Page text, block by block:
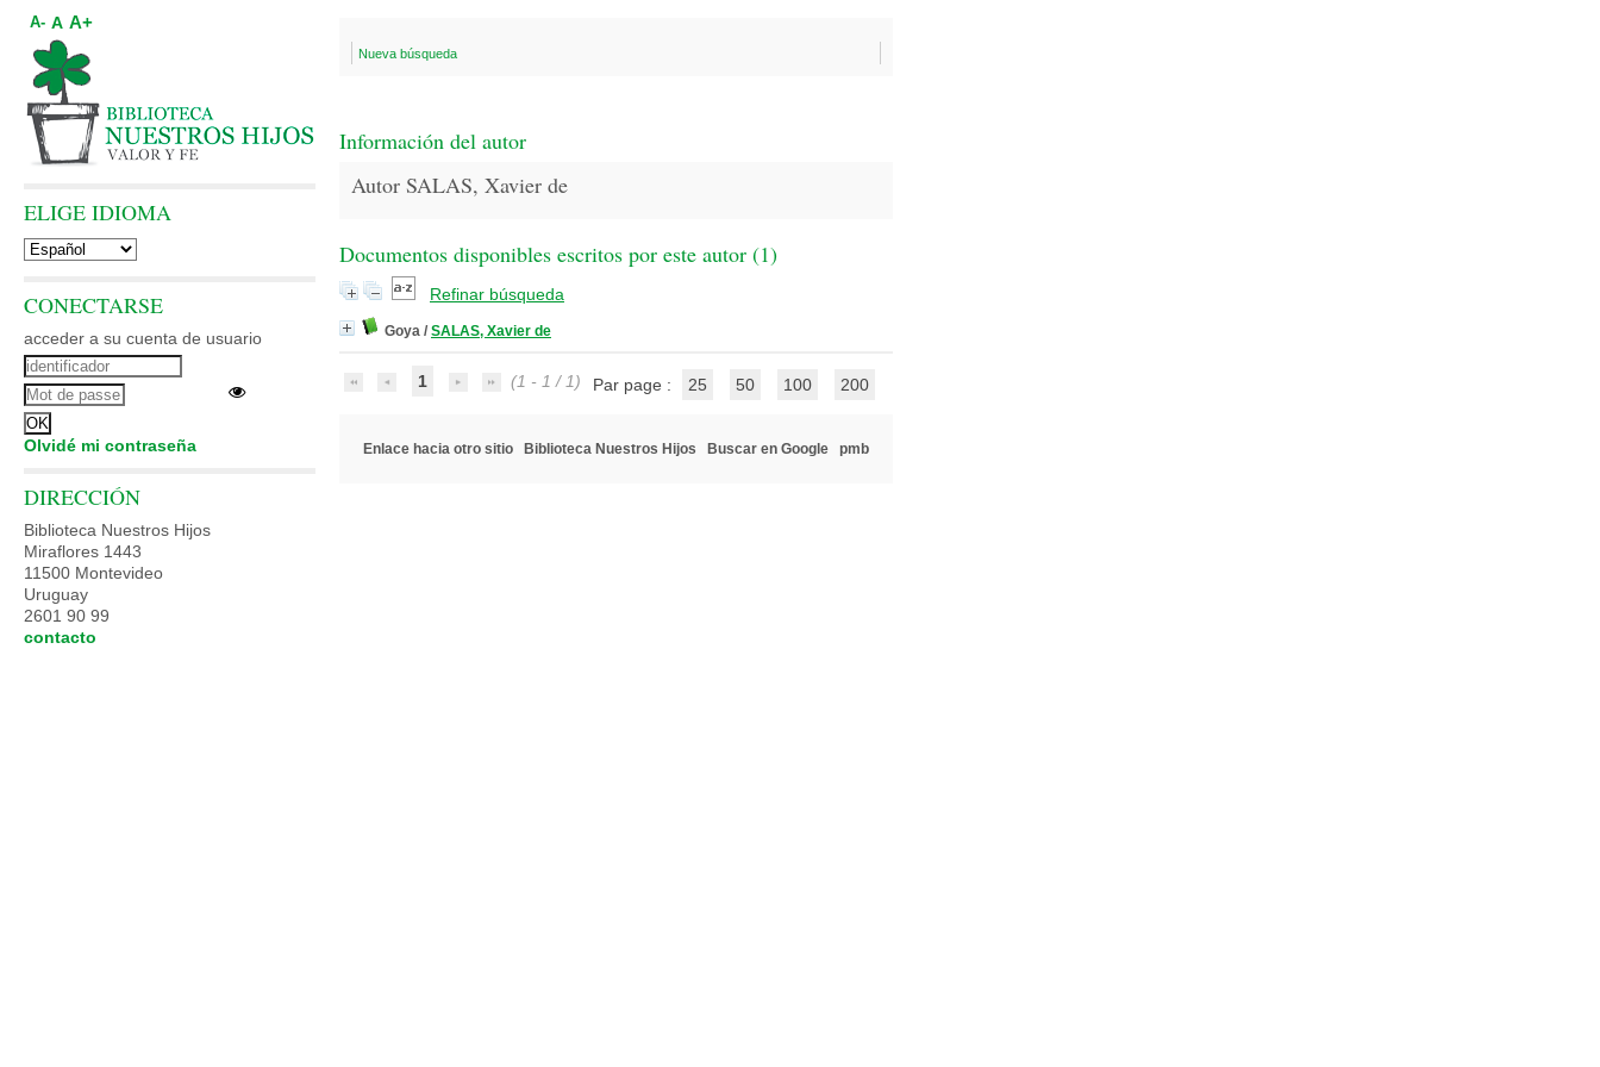
Nueva búsqueda
Información del autor
Autor SALAS, Xavier de
Documentos disponibles escritos por este autor (1)
Refinar búsqueda
Goya / SALAS, Xavier de
1 (1 - 1 / 1) Par page : 25 50 100 200
Enlace hacia otro sitio Biblioteca Nuestros Hijos Buscar en Google pmb
A- A A+
ELIGE IDIOMA
CONECTARSE
acceder a su cuenta de usuario
Olvidé mi contraseña
DIRECCIÓN
Biblioteca Nuestros Hijos
Miraflores 1443
11500 Montevideo
Uruguay
2601 90 99
contacto